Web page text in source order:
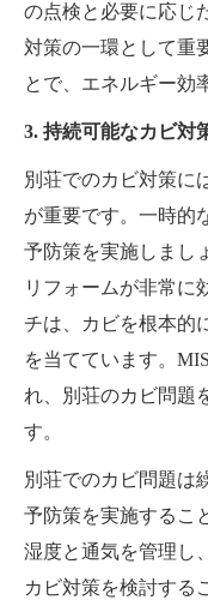
の点検と必要に応じ
対策の一環として重
とで、エネルギー効
3. 持続可能なカビ対
別荘でのカビ対策に
が重要です。一時的
予防策を実施しまし
リフォームが非常に
チは、カビを根本的
を当てています。
れ、別荘のカビ問題
す。
別荘でのカビ問題は
予防策を実施するこ
湿度と通気を管理し
カビ対策を検討する